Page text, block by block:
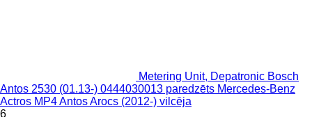
Metering Unit, Depatronic Bosch
Antos 2530 (01.13-) 0444030013 paredzēts Mercedes-Benz
Actros MP4 Antos Arocs (2012-) vilcēja
6